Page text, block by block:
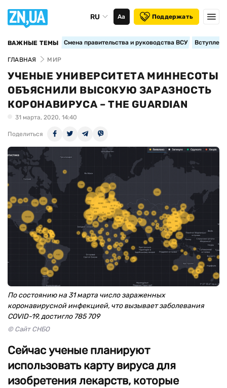
RU Аа Поддержать
ВАЖНЫЕ ТЕМЫ Смена правительства и руководства ВСУ
ГЛАВНАЯ МИР
УЧЕНЫЕ УНИВЕРСИТЕТА МИННЕСОТЫ
ОБЪЯСНИЛИ ВЫСОКУЮ ЗАРАЗНОСТЬ
КОРОНАВИРУСА – THE GUARDIAN
31 марта, 2020, 14:40
Поделиться
По состоянию на 31 марта число зараженных
коронавирусной инфекцией, что вызывает заболевания
COVID-19, достигло 785 709
© Сайт СНБО
Сейчас ученые планируют
использовать карту вируса для
изобретения лекарств, которые